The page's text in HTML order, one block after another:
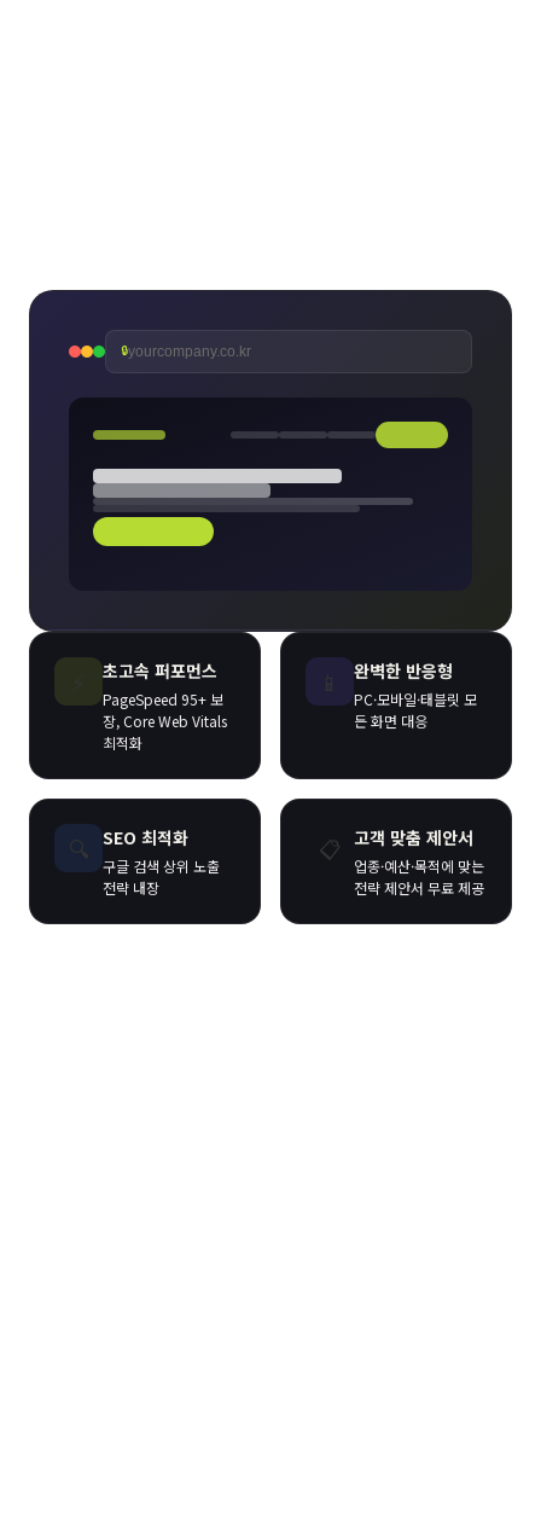
🔒yourcompany.co.kr
초고속 퍼포먼스
PageSpeed 95+ 보
장, Core Web Vitals
최적화
완벽한 반응형
PC·모바일·태블릿 모
든 화면 대응
🔍 SEO 최적화
구글 검색 상위 노출
전략 내장
📋 고객 맞춤 제안서
업종·예산·목적에 맞는
전략 제안서 무료 제공